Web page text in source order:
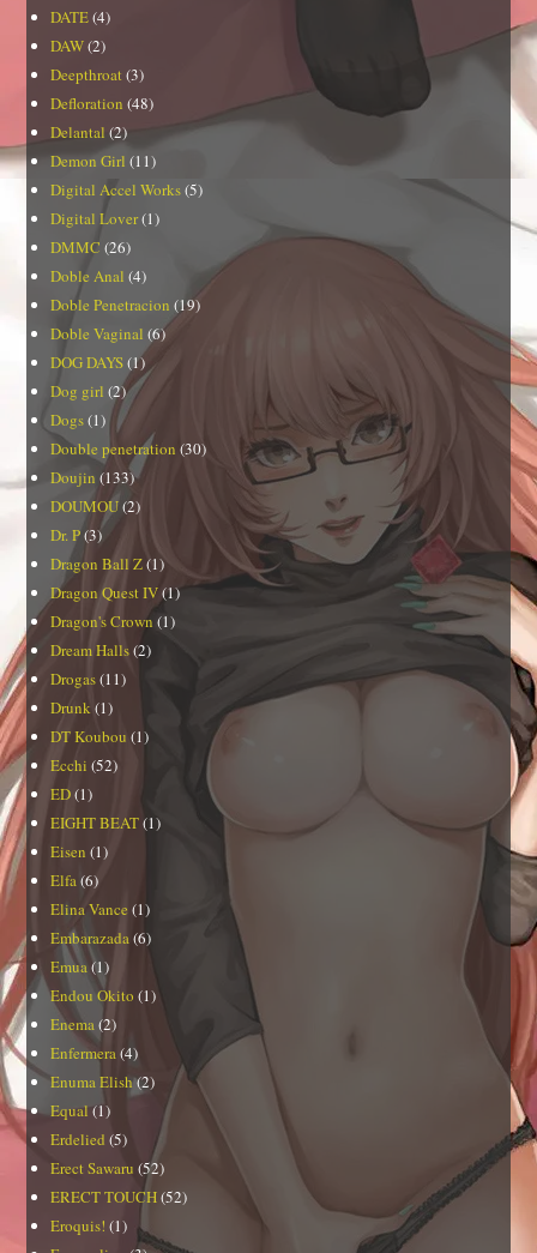
DATE(4)
DAW(2)
Deepthroat (3)
Defloration (48)
Delantal (2)
Demon Girl (11)
Digital Accel Works(5)
Digital Lover(1)
DMMC (26)
Doble Anal (4)
Doble Penetracion (19)
Doble Vaginal (6)
DOG DAYS(1)
Dog girl (2)
Dogs(1)
Double penetration (30)
Doujin (133)
DOUMOU(2)
Dr. P(3)
Dragon Ball Z(1)
Dragon Quest IV(1)
Dragon's Crown (1)
Dream Halls(2)
Drogas(11)
Drunk (1)
DT Koubou (1)
Ecchi (52)
ED(1)
EIGHT BEAT(1)
Eisen (1)
Elfa(6)
Elina Vance (1)
Embarazada(6)
Emua(1)
Endou Okito (1)
Enema(2)
Enfermera(4)
Enuma Elish(2)
Equal(1)
Erdelied (5)
Erect Sawaru (52)
ERECT TOUCH(52)
Eroquis! (1)